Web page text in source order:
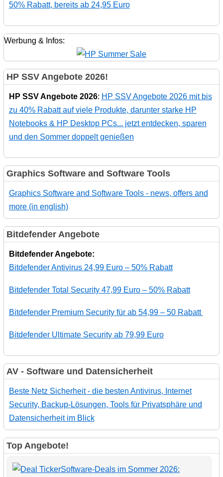
50% Rabatt, bereits ab 24,95 Euro
Werbung & Infos:
HP SSV Angebote 2026!
HP SSV Angebote 2026: HP SSV Angebote 2026 mit bis
zu 40% Rabatt auf viele Produkte, darunter starke HP
Notebooks & HP Desktop PCs... jetzt entdecken, sparen
und den Sommer doppelt genießen
Graphics Software and Software Tools
Graphics Software and Software Tools - news, offers and
more (in english)
Bitdefender Angebote
Bitdefender Angebote:
Bitdefender Antivirus 24,99 Euro – 50% Rabatt
Bitdefender Total Security 47,99 Euro – 50% Rabatt
Bitdefender Premium Security für ab 54,99 – 50 Rabatt
Bitdefender Ultimate Security ab 79,99 Euro
AV - Software und Datensicherheit
Beste Netz Sicherheit - die besten Antivirus, Internet
Security, Backup-Lösungen, Tools für Privatsphäre und
Datensicherheit im Blick
Top Angebote!
Software-Deals im Sommer 2026: